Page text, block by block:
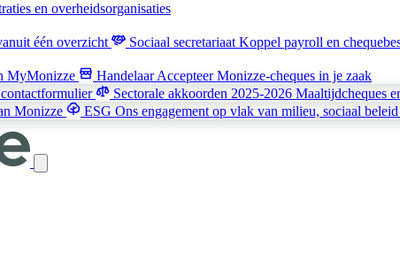
en overheidsorganisaties
één overzicht Sociaal secretariaat Koppel payroll en
MyMonizze HandelaarAccepteer Monizze-cheques in je zaak
Sectorale akkoorden 2025-2026 Maaltijdcheques
Monizze ESG Ons engagement op vlak van milieu, sociaal